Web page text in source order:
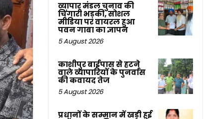
व्यापार मंडल चुनाव की
चिंगारी भड़की, सोशल
मीडिया पर वायरल हुआ
पवन गाबा का ज्ञापन
5 August 2026
काशीपुर बाईपास से हटने
वाले व्यापारियों के पुनर्वास
की कवायद तेज
5 August 2026
प्रधानों के सम्मान में खड़ी हुई